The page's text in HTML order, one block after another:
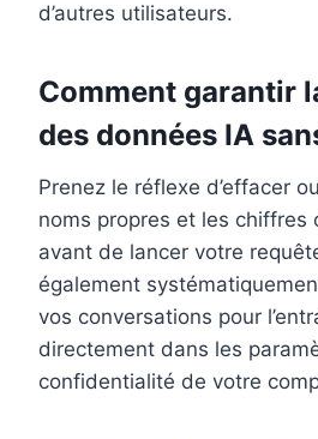
d’autres utilisateurs.
Comment garantir
des données IA
Prenez le réflexe d’effacer
noms propres et les chiffres
avant de lancer votre
également
vos conversations pour
directement dans les
confidentialité de votre